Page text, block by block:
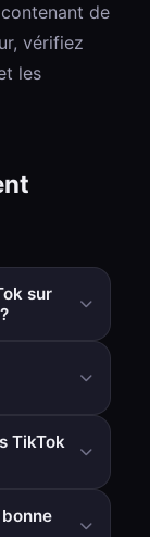
de
vérifiez
les
sur
vous
puis
appareil.
TikTok
vous
fichier ZIP.